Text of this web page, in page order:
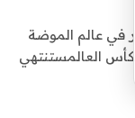
في عالم الموضة
العالمستنتهي